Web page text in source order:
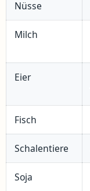
Nüsse
Milch
Eier
Fisch
Schalentiere
Soja